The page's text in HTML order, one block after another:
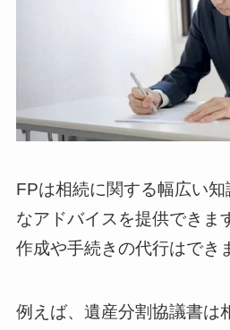
FPは相続に関する幅広い
なアドバイスを提供できま
作成や手続きの代行はでき
例えば、遺産分割協議書は